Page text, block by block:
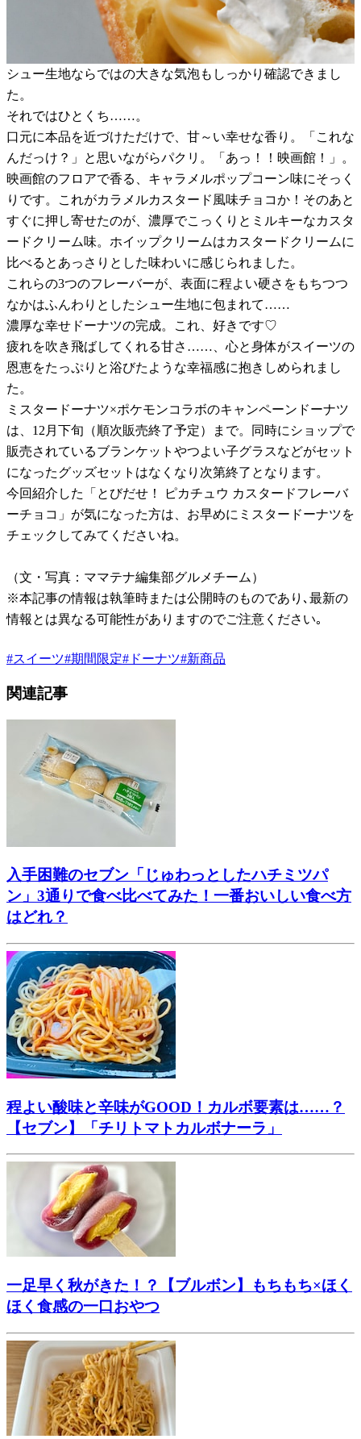
シュー生地ならではの大きな気泡もしっかり確認できまし
た。
それではひとくち……。
口元に本品を近づけただけで、甘～い幸せな香り。「これな
んだっけ？」と思いながらパクリ。「あっ！！映画館！」。
映画館のフロアで香る、キャラメルポップコーン味にそっく
りです。これがカラメルカスタード風味チョコか！そのあと
すぐに押し寄せたのが、濃厚でこっくりとミルキーなカスタ
ードクリーム味。ホイップクリームはカスタードクリームに
比べるとあっさりとした味わいに感じられました。
これらの3つのフレーバーが、表面に程よい硬さをもちつつ
なかはふんわりとしたシュー生地に包まれて……
濃厚な幸せドーナツの完成。これ、好きです♡
疲れを吹き飛ばしてくれる甘さ……、心と身体がスイーツの
恩恵をたっぷりと浴びたような幸福感に抱きしめられまし
た。
ミスタードーナツ×ポケモンコラボのキャンペーンドーナツ
は、12月下旬（順次販売終了予定）まで。同時にショップで
販売されているブランケットやつよい子グラスなどがセット
になったグッズセットはなくなり次第終了となります。
今回紹介した「とびだせ！ ピカチュウ カスタードフレーバ
ーチョコ」が気になった方は、お早めにミスタードーナツを
チェックしてみてくださいね。
（文・写真：ママテナ編集部グルメチーム）
※本記事の情報は執筆時または公開時のものであり､最新の
情報とは異なる可能性がありますのでご注意ください｡
#スイーツ#期間限定# ドーナツ#新商品
関連記事
入手困難のセブン「じゅわっとしたハチミツパ
ン」3通りで食べ比べてみた！一番おいしい食べ方
はどれ？
程よい酸味と辛味がGOOD！カルボ要素は……？
【セブン】「チリトマトカルボナーラ」
一足早く秋がきた！？【ブルボン】もちもち×ほく
ほく食感の一口おやつ